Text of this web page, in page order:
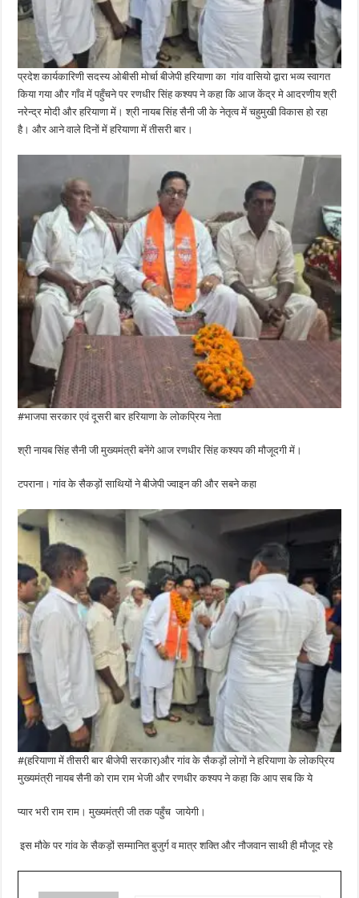
प्रदेश कार्यकारिणी सदस्य ओबीसी मोर्चा बीजेपी हरियाणा का गांव वासियो द्वारा भव्य स्वागत
किया गया और गाँव में पहुँचने पर रणधीर सिंह कश्यप ने कहा कि आज केंद्र मे आदरणीय श्री
नरेन्द्र मोदी और हरियाणा में। श्री नायब सिंह सैनी जी के नेतृत्व में चहुमुखी विकास हो रहा
है। और आने वाले दिनों में हरियाणा में तीसरी बार।
#भाजपा सरकार एवं दूसरी बार हरियाणा के लोकप्रिय नेता
श्री नायब सिंह सैनी जी मुख्यमंत्री बनेंगे आज रणधीर सिंह कश्यप की मौजूदगी में।
टपराना। गांव के सैकड़ों साथियों ने बीजेपी ज्वाइन की और सबने कहा
#(हरियाणा में तीसरी बार बीजेपी सरकार)और गांव के सैकड़ों लोगों ने हरियाणा के लोकप्रिय
मुख्यमंत्री नायब सैनी को राम राम भेजी और रणधीर कश्यप ने कहा कि आप सब कि ये
प्यार भरी राम राम। मुख्यमंत्री जी तक पहुँच जायेगी।
इस मौके पर गांव के सैकड़ों सम्मानित बुजुर्ग व मात्र शक्ति और नौजवान साथी ही मौजूद रहे